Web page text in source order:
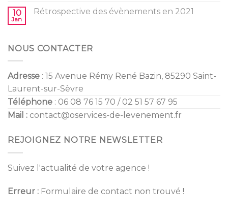
Mariage
2022
10
Jan
Rétrospective des évènements en 2021
NOUS CONTACTER
Adresse : 15 Avenue Rémy René Bazin, 85290 Saint-
Laurent-sur-Sèvre
Téléphone : 06 08 76 15 70 / 02 51 57 67 95
Mail : contact@oservices-de-levenement.fr
REJOIGNEZ NOTRE NEWSLETTER
Suivez l'actualité de votre agence !
Erreur : Formulaire de contact non trouvé !